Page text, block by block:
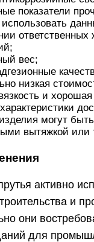
показатели
использовать
ответственных
вес;
низкая
и
могут
вытяжкой или
активно
и
они
для